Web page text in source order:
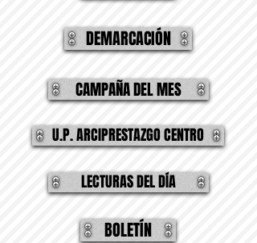
DEMARCACIÓN
CAMPAÑA DEL MES
U.P. ARCIPRESTAZGO CENTRO
LECTURAS DEL DÍA
BOLETÍN